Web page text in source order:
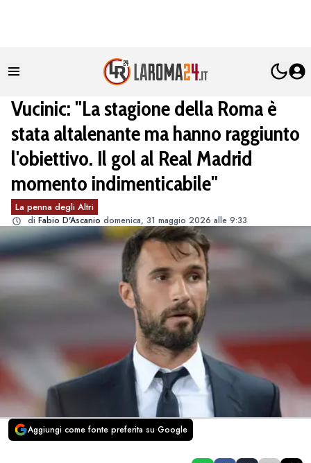
Vucinic: "La stagione della Roma è
stata altalenante ma hanno raggiunto
l'obiettivo. Il gol al Real Madrid
momento indimenticabile"
La penna degli Altri
di Fabio D'Ascanio domenica, 31 maggio 2026 alle 9:33
Aggiungi come fonte preferita su Google